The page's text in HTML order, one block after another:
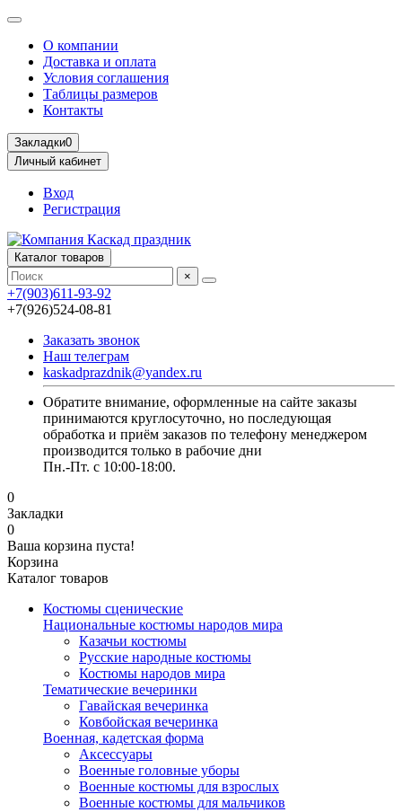
О компании
Доставка и оплата
Условия соглашения
Таблицы размеров
Контакты
Закладки0
Личный кабинет
Вход
Регистрация
Каталог товаров
×
+7(903)611-93-92
+7(926)524-08-81
Заказать звонок
Наш телеграм
kaskadprazdnik@yandex.ru
Обратите внимание, оформленные на сайте заказы
принимаются круглосуточно, но последующая
обработка и приём заказов по телефону менеджером
производится только в рабочие дни
Пн.-Пт. с 10:00-18:00.
0
Закладки
0
Ваша корзина пуста!
Корзина
Каталог товаров
Костюмы сценические
Национальные костюмы народов мира
Казачьи костюмы
Русские народные костюмы
Костюмы народов мира
Тематические вечеринки
Гавайская вечеринка
Ковбойская вечеринка
Военная, кадетская форма
Аксессуары
Военные головные уборы
Военные костюмы для взрослых
Военные костюмы для мальчиков